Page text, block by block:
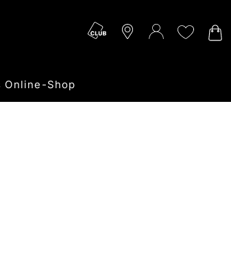
Online-Shop